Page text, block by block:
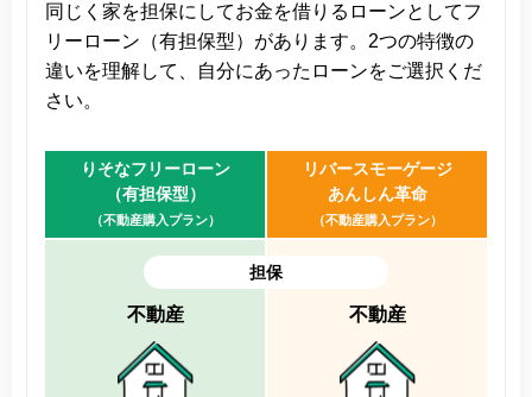
同じく家を担保にしてお金を借りるローンとしてフ
リーローン（有担保型）があります。2つの特徴の
違いを理解して、自分にあったローンをご選択くだ
さい。
りそなフリーローン
（有担保型）
（不動産購入プラン）
リバースモーゲージ
あんしん革命
（不動産購入プラン）
担保
不動産 不動産